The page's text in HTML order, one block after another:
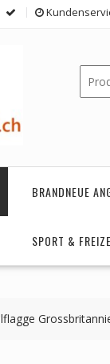
BRANDNEUE
SPORT &